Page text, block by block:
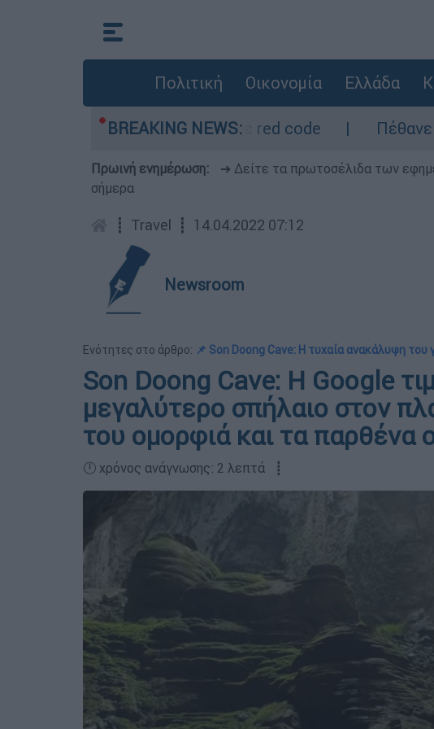
Πολιτική Οικονομία Ελλάδα
BREAKING NEWS:
- Οι περιοχές σε red code Πέθανε σε ηλικία
Πρωινή ενημέρωση: ➔ Δείτε τα πρωτοσέλιδα των
σήμερα
┋ Travel ┋ 14.04.2022 07:12
Newsroom
Ενότητες στο άρθρο: 📌 Son Doong Cave: Η τυχαία ανακάλυψη του
Son Doong Cave: Η Google
μεγαλύτερο σπήλαιο στον
του ομορφιά και τα παρθένα
🕛 χρόνος ανάγνωσης: 2 λεπτά ┋